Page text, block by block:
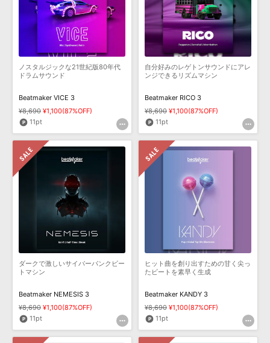
ノスタルジックな21世紀版80年代
ドラムサウンド
Beatmaker VICE 3
¥8,690 ¥1,100(87%OFF)
11pt
自分好みのレゲトンサウンドにアレ
ンジできるリズムマシン
Beatmaker RICO 3
¥8,690 ¥1,100(87%OFF)
11pt
ダークで激しいサイバーパンクビー
トマシン
Beatmaker NEMESIS 3
¥8,690 ¥1,100(87%OFF)
11pt
ヒット曲を創り出すための甘く尖っ
たビートを素早く生成
Beatmaker KANDY 3
¥8,690 ¥1,100(87%OFF)
11pt